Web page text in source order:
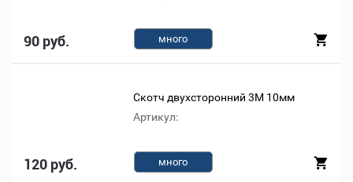
90 руб. много
Скотч двухсторонний 3М 10мм
Артикул:
120 руб. много